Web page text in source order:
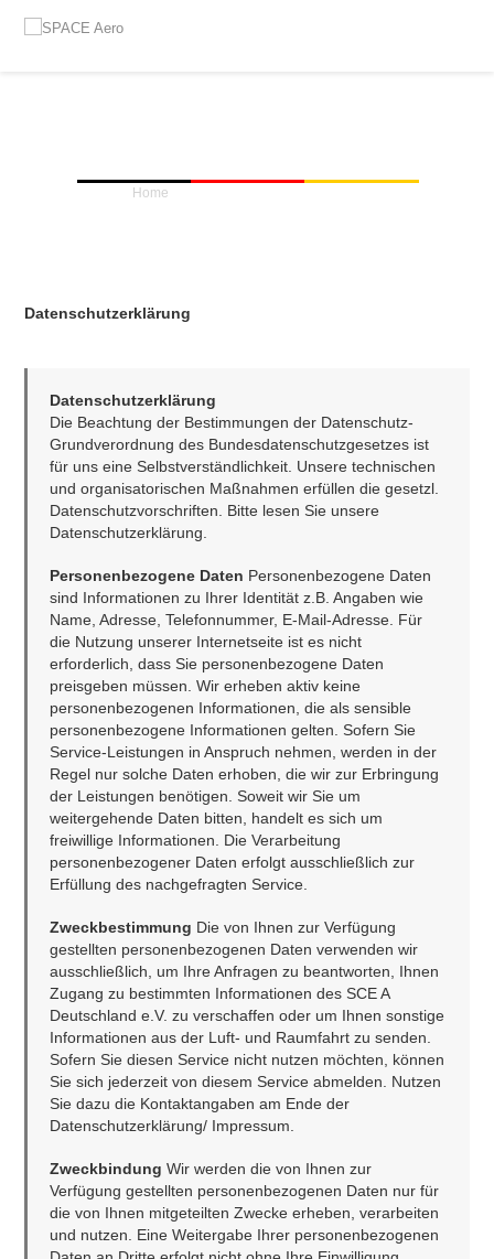
Home
Datenschutzerklärung
Datenschutzerklärung
Die Beachtung der Bestimmungen der Datenschutz-
Grundverordnung des Bundesdatenschutzgesetzes ist
für uns eine Selbstverständlichkeit. Unsere technischen
und organisatorischen Maßnahmen erfüllen die gesetzl.
Datenschutzvorschriften. Bitte lesen Sie unsere
Personenbezogene Daten Personenbezogene Daten
sind Informationen zu Ihrer Identität z.B. Angaben wie
Name, Adresse, Telefonnummer, E-Mail-Adresse. Für
die Nutzung unserer Internetseite ist es nicht
erforderlich, dass Sie personenbezogene Daten
preisgeben müssen. Wir erheben aktiv keine
personenbezogenen Informationen, die als sensible
personenbezogene Informationen gelten. Sofern Sie
Service-Leistungen in Anspruch nehmen, werden in der
Regel nur solche Daten erhoben, die wir zur Erbringung
der Leistungen benötigen. Soweit wir Sie um
weitergehende Daten bitten, handelt es sich um
freiwillige Informationen. Die Verarbeitung
personenbezogener Daten erfolgt ausschließlich zur
Erfüllung des nachgefragten Service.
Zweckbestimmung Die von Ihnen zur Verfügung
gestellten personenbezogenen Daten verwenden wir
ausschließlich, um Ihre Anfragen zu beantworten, Ihnen
Zugang zu bestimmten Informationen des SCE A
Deutschland e.V. zu verschaffen oder um Ihnen sonstige
Informationen aus der Luft- und Raumfahrt zu senden.
Sofern Sie diesen Service nicht nutzen möchten, können
Sie sich jederzeit von diesem Service abmelden. Nutzen
Sie dazu die Kontaktangaben am Ende der
Datenschutzerklärung/ Impressum.
Zweckbindung Wir werden die von Ihnen zur
Verfügung gestellten personenbezogenen Daten nur für
die von Ihnen mitgeteilten Zwecke erheben, verarbeiten
und nutzen. Eine Weitergabe Ihrer personenbezogenen